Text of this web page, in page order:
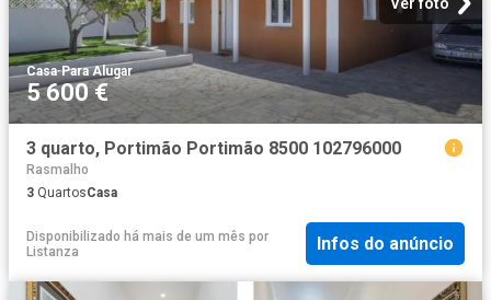
Ver foto
Casa·Para Alugar
5 600 €
3 quarto, Portimão Portimão 8500 102796000
Rasmalho
3 QuartosCasa
Disponibilizado há mais de um mês por
Listanza
Infos do anúncio